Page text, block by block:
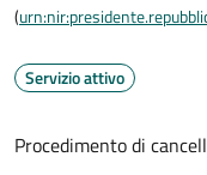
(
Servizio attivo
Procedimento di